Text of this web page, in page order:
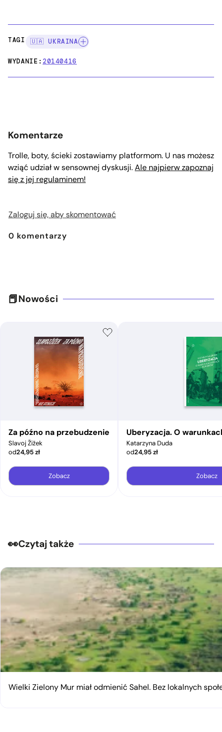
TAGI: 🇺🇦 UKRAINA
WYDANIE:20140416
Komentarze
Trolle, boty, ścieki zostawiamy platformom. U nas możesz
wziąć udział w sensownej dyskusji.Ale najpierw zapoznaj
się z jej regulaminem!
Zaloguj się, aby skomentować
0 komentarzy
Nowości
Za późno na przebudzenie
Slavoj Žižek
od24,95zł
Zobacz
Uberyzacja. O
Katarzyna Duda
od24,95zł
Zobacz
Czytaj także
Wielki Zielony Mur miał odmienić Sahel. Bez lokalnych